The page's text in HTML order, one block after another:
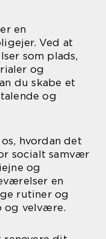
en
Ved at
som plads,
og
du skabe et
og
hvordan det
socialt samvær
og
en
rutiner og
og velvære.